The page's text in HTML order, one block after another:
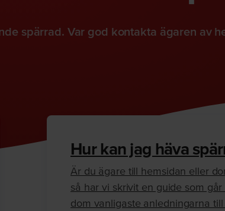
spärrad. Var god kontakta ägaren av
Hur kan jag häva
Är du ägare till hemsidan eller
så har vi skrivit en guide som går
dom vanligaste anledningarna